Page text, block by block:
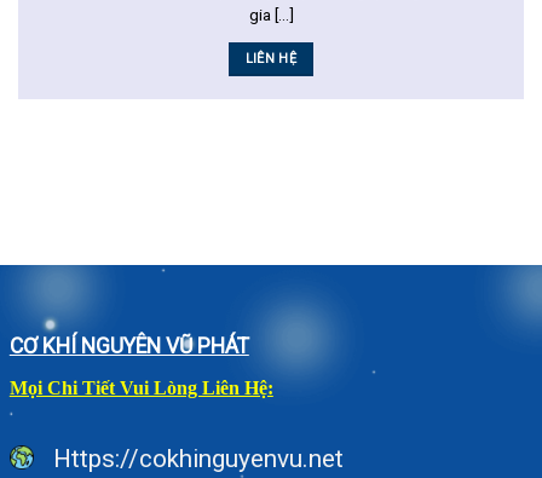
gia [...]
LIÊN HỆ
CƠ KHÍ NGUYÊN VŨ PHÁT
Mọi Chi Tiết Vui Lòng Liên Hệ:
Https://cokhinguyenvu.net